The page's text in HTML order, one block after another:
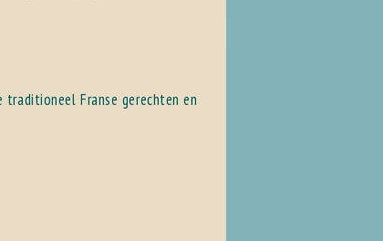
traditioneel Franse gerechten en